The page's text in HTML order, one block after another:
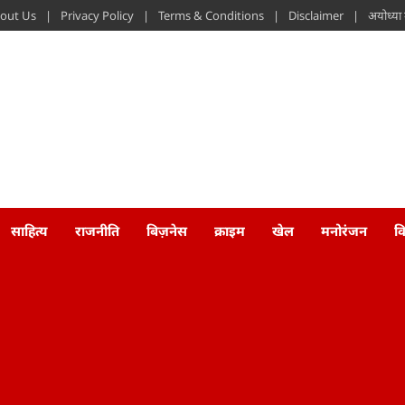
Us Privacy Policy Terms & Conditions Disclaimer
साहित्य राजनीति बिज़नेस क्राइम खेल मनोरंजन